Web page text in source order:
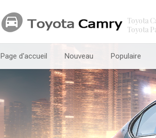
Toyota
Toyota
Page d'accueil Nouveau Populaire